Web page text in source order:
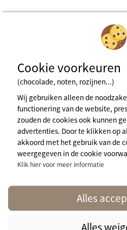
Inschrijven voor de
Wettelijke bepalingens
Algemene gebruiksvoorwaarden
Cookiebeleid
Meer info
Cookie voorkeuren
(chocolade, noten, rozijnen...)
Wij gebruiken alleen de
functionering van de website,
zouden de cookies ook kunnen
advertenties. Door te klikken op
akkoord met het gebruik van de
weergegeven in de cookie
Klik hier voor meer informatie
Alles
Alles